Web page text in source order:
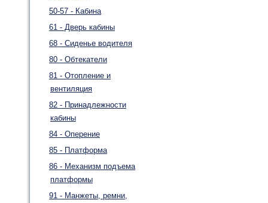
50-57 - Кабина
61 - Дверь кабины
68 - Сиденье водителя
80 - Обтекатели
81 - Отопление и
вентиляция
82 - Принадлежности
кабины
84 - Оперение
85 - Платформа
86 - Механизм подъема
платформы
91 - Манжеты, ремни,